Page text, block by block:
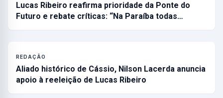
Lucas Ribeiro reafirma prioridade da Ponte do
Futuro e rebate críticas: “Na Paraíba todas…
REDAÇÃO
Aliado histórico de Cássio, Nilson Lacerda anuncia
apoio à reeleição de Lucas Ribeiro